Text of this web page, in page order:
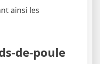
ainsi les
de-poule